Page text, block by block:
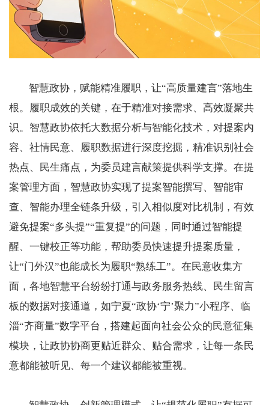
智慧政协，赋能精准履职，让“高质量建言”落地生
根。履职成效的关键，在于精准对接需求、高效凝聚共
识。智慧政协依托大数据分析与智能化技术，对提案内
容、社情民意、履职数据进行深度挖掘，精准识别社会
热点、民生痛点，为委员建言献策提供科学支撑。在提
案管理方面，智慧政协实现了提案智能撰写、智能审
查、智能办理全链条升级，引入相似度对比机制，有效
避免提案“多头提”“重复提”的问题，同时通过智能提
醒、一键校正等功能，帮助委员快速提升提案质量，
让“门外汉”也能成长为履职“熟练工”。在民意收集方
面，各地智慧平台纷纷打通与政务服务热线、民生留言
板的数据对接通道，如宁夏“政协‘宁’聚力”小程序、临
淄“齐商量”数字平台，搭建起面向社会公众的民意征集
模块，让政协协商更贴近群众、贴合需求，让每一条民
意都能被听见、每一个建议都能被重视。